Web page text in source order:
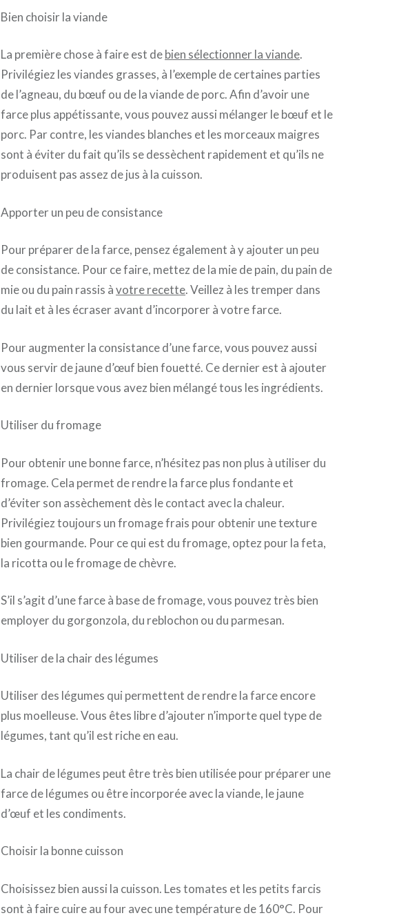
Bien choisir la viande
La première chose à faire est debien sélectionner la viande.
Privilégiez les viandes grasses, à l’exemple de certaines parties
de l’agneau, du bœuf ou de la viande de porc. Afin d’avoir une
farce plus appétissante, vous pouvez aussi mélanger le bœuf et le
porc. Par contre, les viandes blanches et les morceaux maigres
sont à éviter du fait qu’ils se dessèchent rapidement et qu’ils ne
produisent pas assez de jus à la cuisson.
Apporter un peu de consistance
Pour préparer de la farce, pensez également à y ajouter un peu
de consistance. Pour ce faire, mettez de la mie de pain, du pain de
mie ou du pain rassis àvotre recette. Veillez à les tremper dans
du lait et à les écraser avant d’incorporer à votre farce.
Pour augmenter la consistance d’une farce, vous pouvez aussi
vous servir de jaune d’œuf bien fouetté. Ce dernier est à ajouter
en dernier lorsque vous avez bien mélangé tous les ingrédients.
Utiliser du fromage
Pour obtenir une bonne farce, n’hésitez pas non plus à utiliser du
fromage. Cela permet de rendre la farce plus fondante et
d’éviter son assèchement dès le contact avec la chaleur.
Privilégiez toujours un fromage frais pour obtenir une texture
bien gourmande. Pour ce qui est du fromage, optez pour la feta,
la ricotta ou le fromage de chèvre.
S’il s’agit d’une farce à base de fromage, vous pouvez très bien
employer du gorgonzola, du reblochon ou du parmesan.
Utiliser de la chair des légumes
Utiliser des légumes qui permettent de rendre la farce encore
plus moelleuse. Vous êtes libre d’ajouter n’importe quel type de
légumes, tant qu’il est riche en eau.
La chair de légumes peut être très bien utilisée pour préparer une
farce de légumes ou être incorporée avec la viande, le jaune
d’œuf et les condiments.
Choisir la bonne cuisson
Choisissez bien aussi la cuisson. Les tomates et les petits farcis
sont à faire cuire au four avec une température de 160°C. Pour